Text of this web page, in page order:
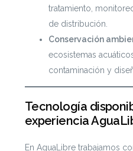
tratamiento,
de distribución.
Conservación
ecosistemas
contaminación y
Tecnología
experiencia
En AguaLibre trabajamos